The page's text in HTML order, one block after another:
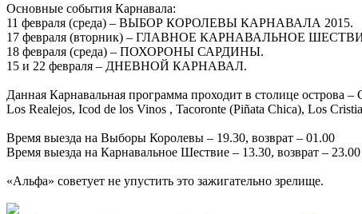
Основные события Карнавала:
11 февраля (среда) – ВЫБОР КОРОЛЕВЫ КАРНАВАЛА 2015.
17 февраля (вторник) – ГЛАВНОЕ КАРНАВАЛЬНОЕ
18 февраля (среда) – ПОХОРОНЫ САРДИНЫ.
15 и 22 февраля – ДНЕВНОЙ КАРНАВАЛ.
Данная Карнавальная программа проходит в столице острова –
Los Realejos, Icod de los Vinos , Tacoronte (Piñata Chica), Los
Время выезда на Выборы Королевы – 19.30, возврат – 01.00
Время выезда на Карнавальное Шествие – 13.30, возврат – 23.00
«Альфа» советует не упустить это зажигательно зрелище.